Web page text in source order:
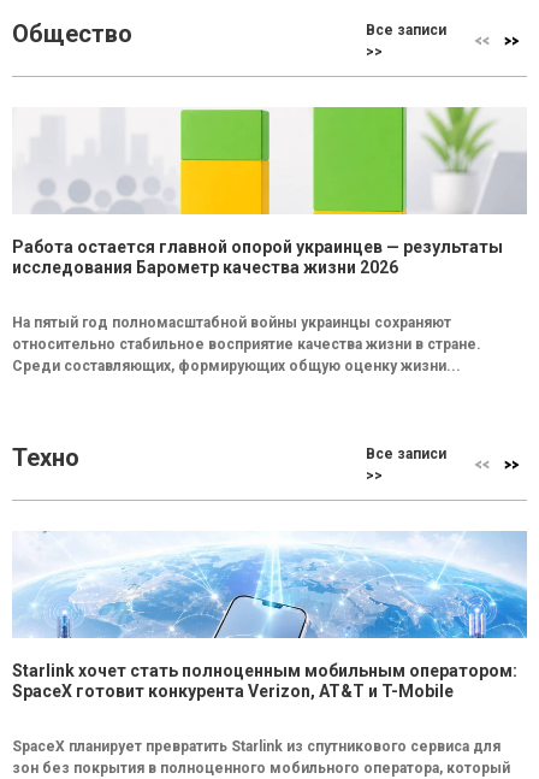
Общество
Все записи
>>
Работа остается главной опорой украинцев — результаты
исследования Барометр качества жизни 2026
На пятый год полномасштабной войны украинцы сохраняют
относительно стабильное восприятие качества жизни в стране.
Среди составляющих, формирующих общую оценку жизни...
Техно
Все записи
>>
Starlink хочет стать полноценным мобильным оператором:
SpaceX готовит конкурента Verizon, AT&T и T-Mobile
SpaceX планирует превратить Starlink из спутникового сервиса для
зон без покрытия в полноценного мобильного оператора, который